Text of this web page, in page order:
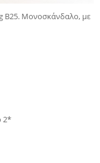
B25. Μονοσκάνδαλο, με
2*